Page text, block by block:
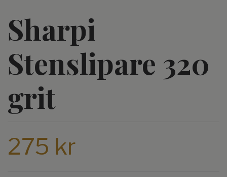
Sharpi
Stenslipare 320
grit
275 kr